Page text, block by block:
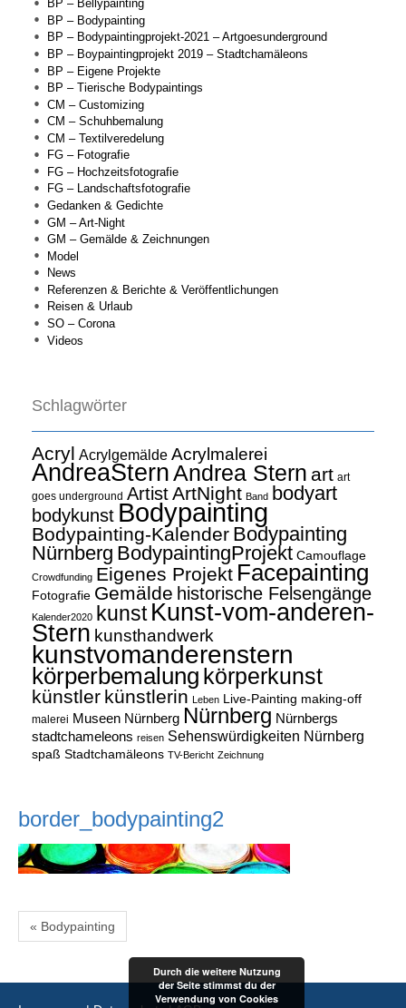
BP – Bellypainting
BP – Bodypainting
BP – Bodypaintingprojekt-2021 – Artgoesunderground
BP – Boypaintingprojekt 2019 – Stadtchamäleons
BP – Eigene Projekte
BP – Tierische Bodypaintings
CM – Customizing
CM – Schuhbemalung
CM – Textilveredelung
FG – Fotografie
FG – Hochzeitsfotografie
FG – Landschaftsfotografie
Gedanken & Gedichte
GM – Art-Night
GM – Gemälde & Zeichnungen
Model
News
Referenzen & Berichte & Veröffentlichungen
Reisen & Urlaub
SO – Corona
Videos
Schlagwörter
Acryl Acrylgemälde Acrylmalerei
AndreaSternAndrea Stern art art
goes underground ArtistArtNight Band bodyart
bodykunst Bodypainting
Bodypainting-Kalender Bodypainting
Nürnberg BodypaintingProjekt Camouflage
Crowdfunding Eigenes Projekt Facepainting
Fotografie Gemälde historische Felsengänge
Kalender2020 kunst Kunst-vom-anderen-
Stern kunsthandwerk
kunstvomanderenstern
körperbemalung körperkunst
künstler künstlerin Leben Live-Painting making-off
malerei Museen Nürnberg Nürnberg Nürnbergs
stadtchameleons reisen Sehenswürdigkeiten Nürnberg
spaß Stadtchamäleons TV-Bericht Zeichnung
border_bodypainting2
« Bodypainting
Durch die weitere Nutzung
der Seite stimmst du der
Verwendung von Cookies